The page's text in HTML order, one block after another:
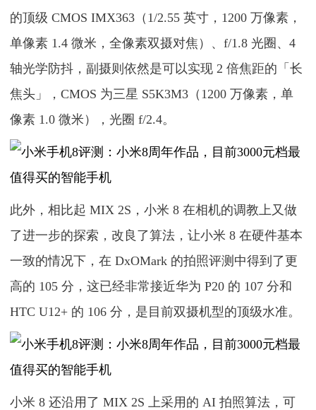
的顶级 CMOS IMX363（1/2.55 英寸，1200 万像素，
单像素 1.4 微米，全像素双摄对焦）、f/1.8 光圈、4
轴光学防抖，副摄则依然是可以实现 2 倍焦距的「长
焦头」，CMOS 为三星 S5K3M3（1200 万像素，单
像素 1.0 微米），光圈 f/2.4。
此外，相比起 MIX 2S，小米 8 在相机的调教上又做
了进一步的探索，改良了算法，让小米 8 在硬件基本
一致的情况下，在 DxOMark 的拍照评测中得到了更
高的 105 分，这已经非常接近华为 P20 的 107 分和
HTC U12+ 的 106 分，是目前双摄机型的顶级水准。
小米 8 还沿用了 MIX 2S 上采用的 AI 拍照算法，可